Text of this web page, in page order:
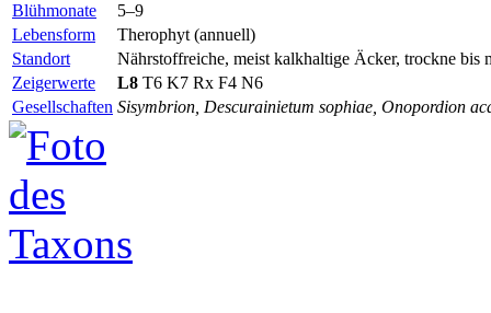
Blühmonate
5–9
Lebensform
Therophyt (annuell)
Standort
Nährstoffreiche, meist kalkhaltige Äcker, trockne bis
Zeigerwerte
L8 T6 K7 Rx F4 N6
Gesellschaften Sisymbrion, Descurainietum sophiae, Onopordion